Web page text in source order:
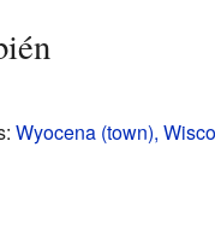
Wyocena (town),